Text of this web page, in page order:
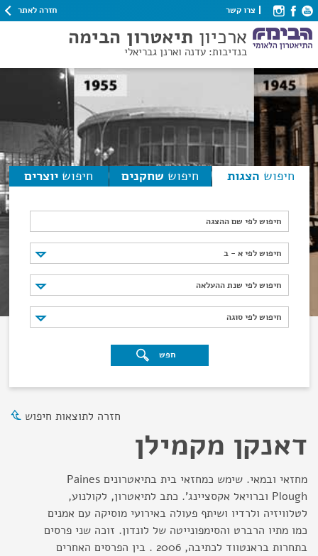
צרו קשר חזרה לאתר
ארכיון תיאטרון הבימה
בנדיבות: עדנה וארנן גבריאלי
חיפוש הצגות חיפוש שחקנים חיפוש יוצרים
חיפוש לפי שם ההצגה
חיפוש לפי א - ב
חיפוש לפי א - ב
חיפוש לפי שנת ההעלאה
חיפוש לפי שנת ההעלאה
חיפוש לפי סוגה
חיפוש לפי סוגה
חפש
חזרה לתוצאות חיפוש
דאנקן מקמילן
מחזאי ובמאי. שימש כמחזאי בית בתיאטרונים Paines
Plough וברויאל אקסציינג'. כתב לתיאטרון, לקולנוע,
לטלוויזיה ולרדיו ושיתף פעולה באירועי מוסיקה עם אמנים
כמו מתיו הרברט והסימפונייטה של לונדון. זוכה שני פרסים
בתחרות בראנטווד לכתיבה, 2006 . בין הפרסים האחרים